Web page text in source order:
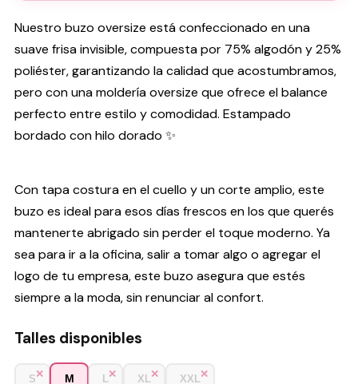
Nuestro buzo oversize está confeccionado en una
suave frisa invisible, compuesta por 75% algodón y 25%
poliéster, garantizando la calidad que acostumbramos,
pero con una moldería oversize que ofrece el balance
perfecto entre estilo y comodidad. Estampado
bordado con hilo dorado ✨
Con tapa costura en el cuello y un corte amplio, este
buzo es ideal para esos días frescos en los que querés
mantenerte abrigado sin perder el toque moderno. Ya
sea para ir a la oficina, salir a tomar algo o agregar el
logo de tu empresa, este buzo asegura que estés
siempre a la moda, sin renunciar al confort.
Talles disponibles
S M L XL XXL